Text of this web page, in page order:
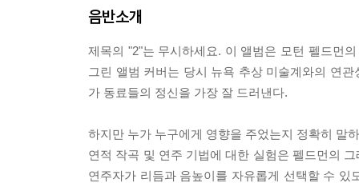
음반소개
제목의 "2"는 무시하세요. 이 앨범은 모턴 펠드먼
그린 앨범 커버는 당시 뉴욕 추상 미술계와의 연
가 동료들의 정신을 가장 잘 드러낸다.
하지만 누가 누구에게 영향을 주었는지 정확히 말
연적 작곡 및 연주 기법에 대한 실험은 펠드먼의
연주자가 리듬과 음높이를 자유롭게 선택할 수